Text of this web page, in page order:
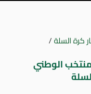
كرة السلة/
الوطني